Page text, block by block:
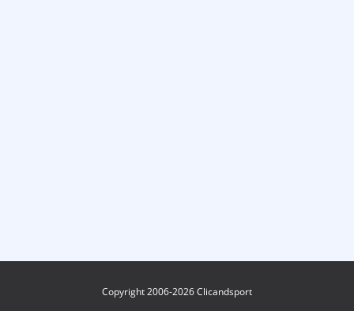
Copyright 2006-2026 Clicandsport